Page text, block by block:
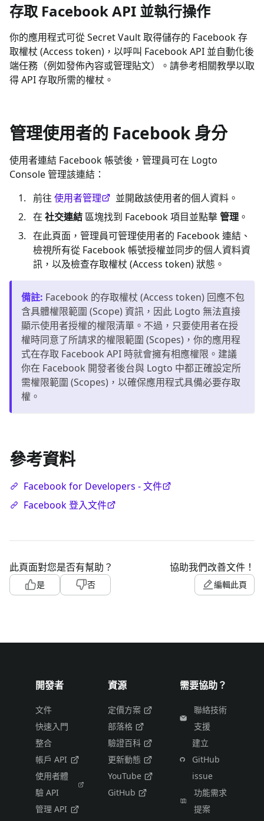
存取 Facebook API 並執行操作
你的應用程式可從 Secret Vault 取得儲存的 Facebook 存
取權杖 (Access token)，以呼叫 Facebook API 並自動化後
端任務（例如發佈內容或管理貼文）。請參考相關教學以取
得 API 存取所需的權杖。
管理使用者的 Facebook 身分
使用者連結 Facebook 帳號後，管理員可在 Logto
Console 管理該連結：
前往 使用者管理
並開啟該使用者的個人資料。
在 社交連結 區塊找到 Facebook 項目並點擊管理 。
在此頁面，管理員可管理使用者的 Facebook 連結、
檢視所有從 Facebook 帳號授權並同步的個人資料資
訊，以及檢查存取權杖 (Access token) 狀態。
備註: Facebook 的存取權杖 (Access token) 回應不包
含具體權限範圍 (Scope) 資訊，因此 Logto 無法直接
顯示使用者授權的權限清單。不過，只要使用者在授
權時同意了所請求的權限範圍 (Scopes)，你的應用程
式在存取 Facebook API 時就會擁有相應權限。建議
你在 Facebook 開發者後台與 Logto 中都正確設定所
需權限範圍 (Scopes)，以確保應用程式具備必要存取
權。
參考資料
Facebook for Developers - 文件
Facebook 登入文件
此頁面對您是否有幫助？
是 否
協助我們改善文件！
編輯此頁
開發者
文件
快速入門
整合
帳戶 API
使用者體
驗 API
管理 API
資源
定價方案
部落格
驗證百科
更新動態
YouTube
GitHub
需要協助？
聯絡技術
支援
建立
GitHub
issue
功能需求
提案